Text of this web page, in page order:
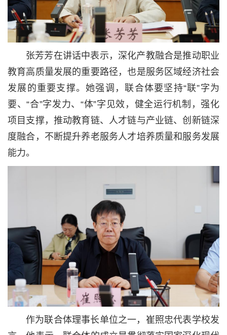
张芳芳在讲话中表示，深化产教融合是推动职业
教育高质量发展的重要路径，也是服务区域经济社会
发展的重要支撑。她强调，联合体要坚持“联”字为
要、“合”字发力、“体”字见效，健全运行机制，强化
项目支撑，推动教育链、人才链与产业链、创新链深
度融合，不断提升养老服务人才培养质量和服务发展
能力。
作为联合体理事长单位之一，崔照忠代表学校发